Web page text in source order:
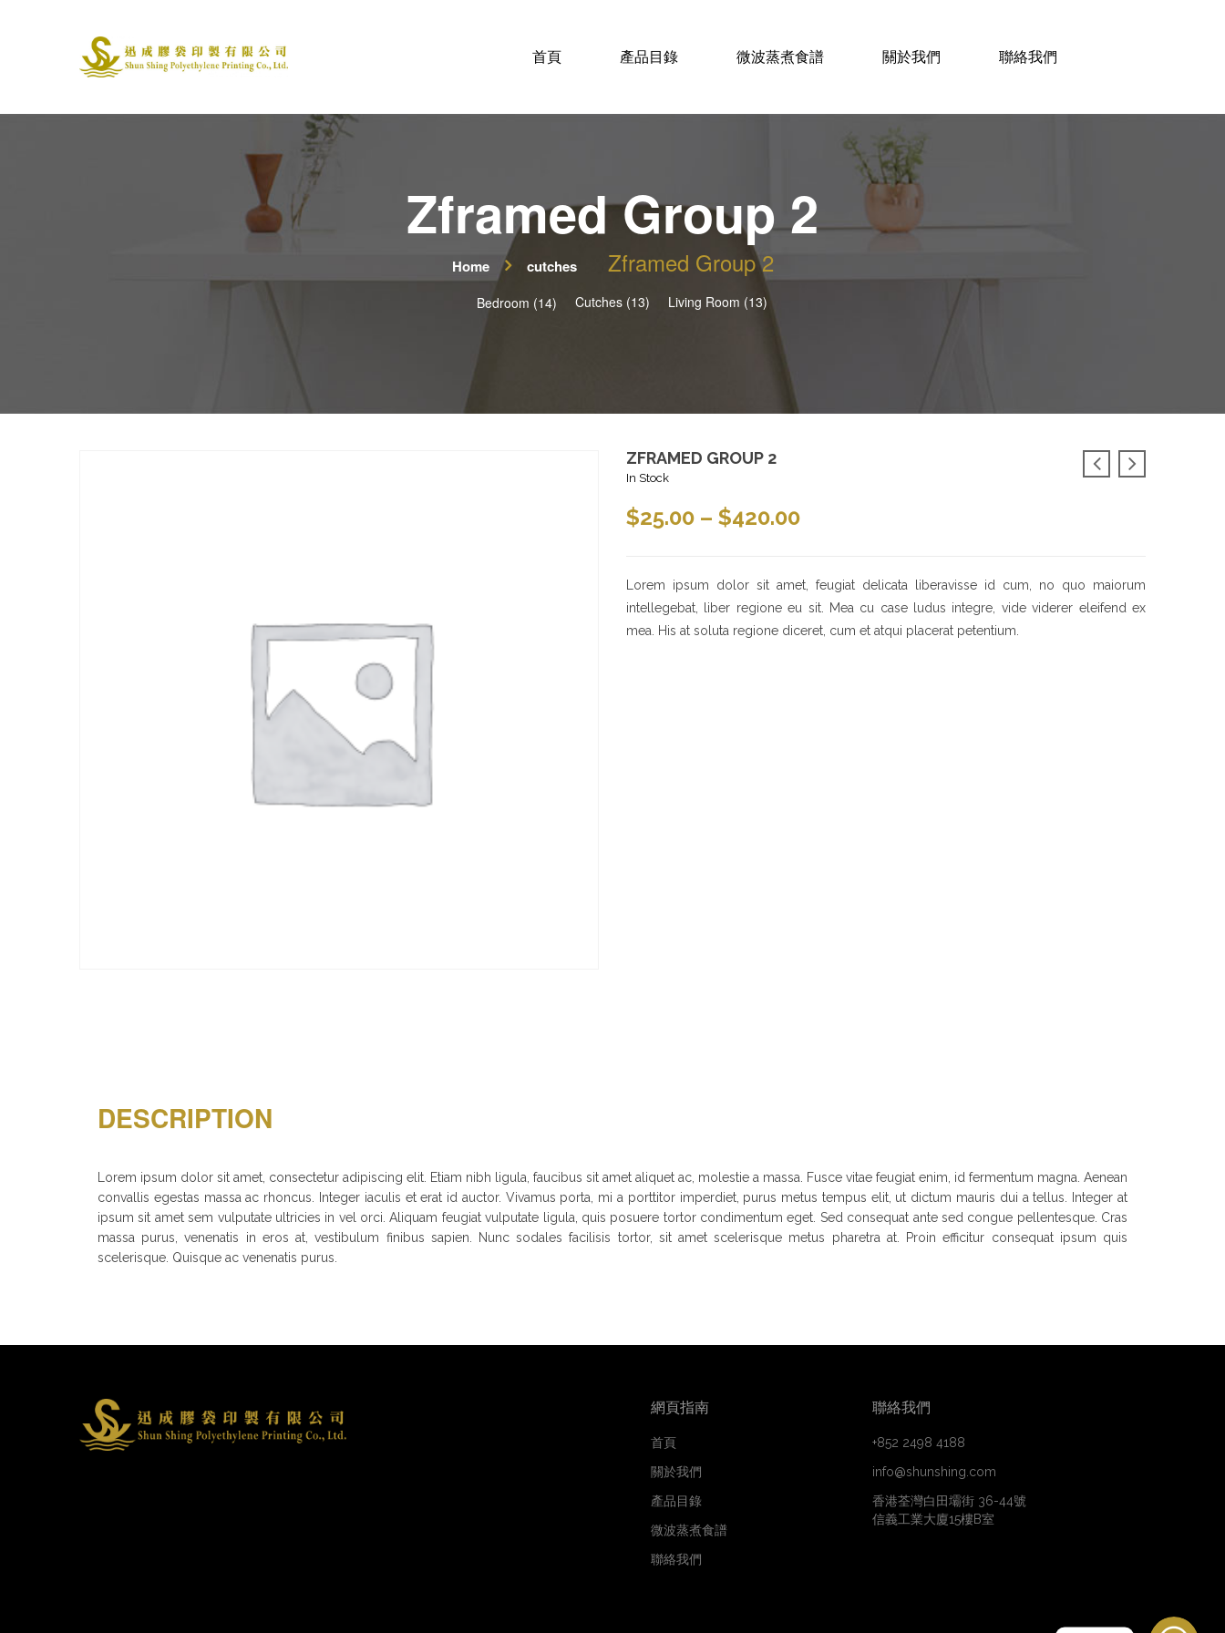
首頁 產品目錄 微波蒸煮食譜 關於我們 聯絡我們
Zframed Group 2
Home cutches Zframed Group 2
Bedroom (14) Cutches (13) Living Room (13)
ZFRAMED GROUP 2
In Stock
$25.00 – $420.00
Lorem ipsum dolor sit amet, feugiat delicata liberavisse id cum, no quo maiorum
intellegebat, liber regione eu sit. Mea cu case ludus integre, vide viderer eleifend ex
mea. His at soluta regione diceret, cum et atqui placerat petentium.
DESCRIPTION
Lorem ipsum dolor sit amet, consectetur adipiscing elit. Etiam nibh ligula, faucibus sit amet aliquet ac, molestie a massa. Fusce vitae feugiat enim, id fermentum magna. Aenean
convallis egestas massa ac rhoncus. Integer iaculis et erat id auctor. Vivamus porta, mi a porttitor imperdiet, purus metus tempus elit, ut dictum mauris dui a tellus. Integer at
ipsum sit amet sem vulputate ultricies in vel orci. Aliquam feugiat vulputate ligula, quis posuere tortor condimentum eget. Sed consequat ante sed congue pellentesque. Cras
massa purus, venenatis in eros at, vestibulum finibus sapien. Nunc sodales facilisis tortor, sit amet scelerisque metus pharetra at. Proin efficitur consequat ipsum quis
scelerisque. Quisque ac venenatis purus.
網頁指南
首頁
關於我們
產品目錄
微波蒸煮食譜
聯絡我們
聯絡我們
+852 2498 4188
info@shunshing.com
香港荃灣白田壩街 36-44號
信義工業大廈15樓B室
WhatsApp